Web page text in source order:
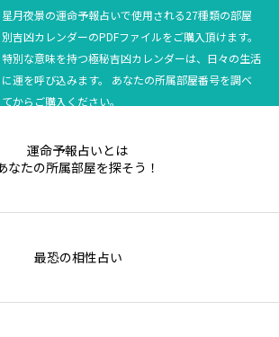
五輪
星月夜景の運命予報占いで使用される27種類の部屋
別吉凶カレンダーのPDFファイルをご購入頂けます。
特別な意味を持つ極秘吉凶カレンダーは、日々の生活
に運を呼び込みます。 あなたの所属部屋番号を調べ
てからご購入ください。
運命予報占いとは
なたの所属部屋を探そう！
最恐の相性占い